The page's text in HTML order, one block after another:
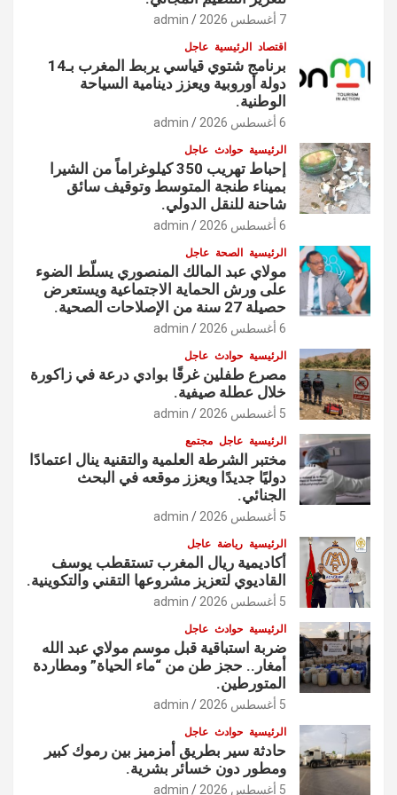
7 أغسطس 2026 admin
اقتصاد الرئيسية عاجل
برنامج شتوي قياسي يربط المغرب بـ14
دولة أوروبية ويعزز دينامية السياحة
الوطنية.
6 أغسطس 2026 admin
الرئيسية حوادث عاجل
إحباط تهريب 350 كيلوغراماً من الشيرا
بميناء طنجة المتوسط وتوقيف سائق
شاحنة للنقل الدولي.
6 أغسطس 2026 admin
الرئيسية الصحة عاجل
مولاي عبد المالك المنصوري يسلّط الضوء
على ورش الحماية الاجتماعية ويستعرض
حصيلة 27 سنة من الإصلاحات الصحية.
6 أغسطس 2026 admin
الرئيسية حوادث عاجل
مصرع طفلين غرقًا بوادي درعة في زاكورة
خلال عطلة صيفية.
5 أغسطس 2026 admin
الرئيسية عاجل مجتمع
مختبر الشرطة العلمية والتقنية ينال اعتمادًا
دوليًا جديدًا ويعزز موقعه في البحث
الجنائي.
5 أغسطس 2026 admin
الرئيسية رياضة عاجل
أكاديمية ريال المغرب تستقطب يوسف
القاديوي لتعزيز مشروعها التقني والتكوينية.
5 أغسطس 2026 admin
الرئيسية حوادث عاجل
ضربة استباقية قبل موسم مولاي عبد الله
أمغار.. حجز طن من “ماء الحياة” ومطاردة
المتورطين.
5 أغسطس 2026 admin
الرئيسية حوادث عاجل
حادثة سير بطريق أمزميز بين رموك كبير
ومطور دون خسائر بشرية.
5 أغسطس 2026 admin